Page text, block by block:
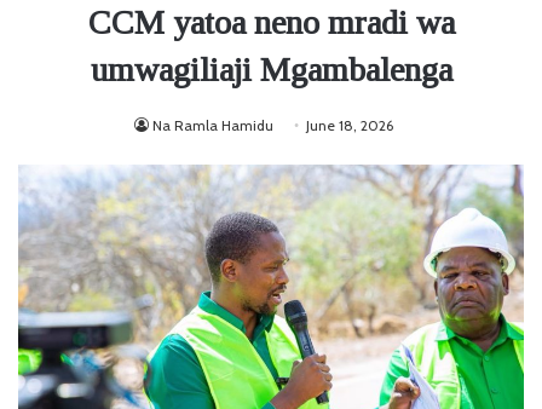
CCM yatoa neno mradi wa
umwagiliaji Mgambalenga
Na Ramla Hamidu June 18, 2026